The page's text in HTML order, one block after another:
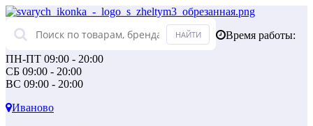
Время работы:
ПН-ПТ 09:00 - 20:00
СБ 09:00 - 20:00
ВС 09:00 - 20:00
Иваново